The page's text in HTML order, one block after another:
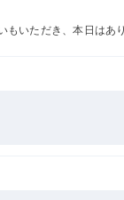
もいただき、本日はあ